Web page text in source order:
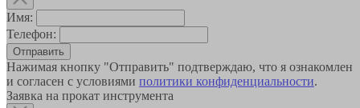
Имя:
Телефон:
Отправить
Нажимая кнопку "Отправить" подтверждаю, что я ознакомлен
и согласен с условиями политики конфиденциальности.
Заявка на прокат инструмента